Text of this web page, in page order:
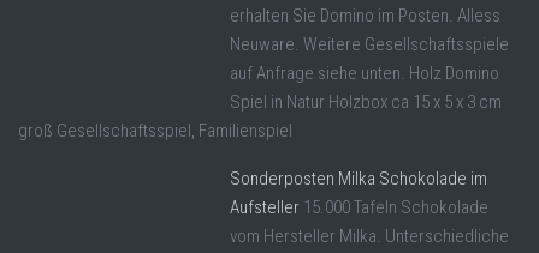
erhalten Sie Domino im Posten. Alless
Neuware. Weitere Gesellschaftsspiele
auf Anfrage siehe unten. Holz Domino
Spiel in Natur Holzbox ca 15 x 5 x 3 cm
groß Gesellschaftsspiel, Familienspiel
Sonderposten Milka Schokolade im
Aufsteller 15.000 Tafeln Schokolade
vom Hersteller Milka. Unterschiedliche